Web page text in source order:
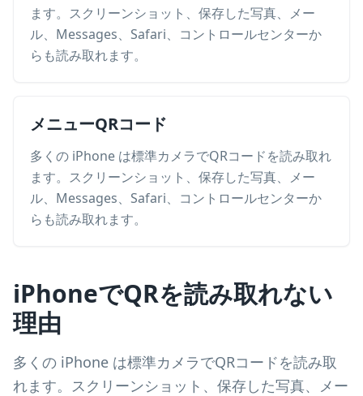
ます。スクリーンショット、保存した写真、メー
ル、Messages、Safari、コントロールセンターか
らも読み取れます。
メニューQRコード
多くの iPhone は標準カメラでQRコードを読み取れ
ます。スクリーンショット、保存した写真、メー
ル、Messages、Safari、コントロールセンターか
らも読み取れます。
iPhoneでQRを読み取れない
理由
多くの iPhone は標準カメラでQRコードを読み取
れます。スクリーンショット、保存した写真、メー